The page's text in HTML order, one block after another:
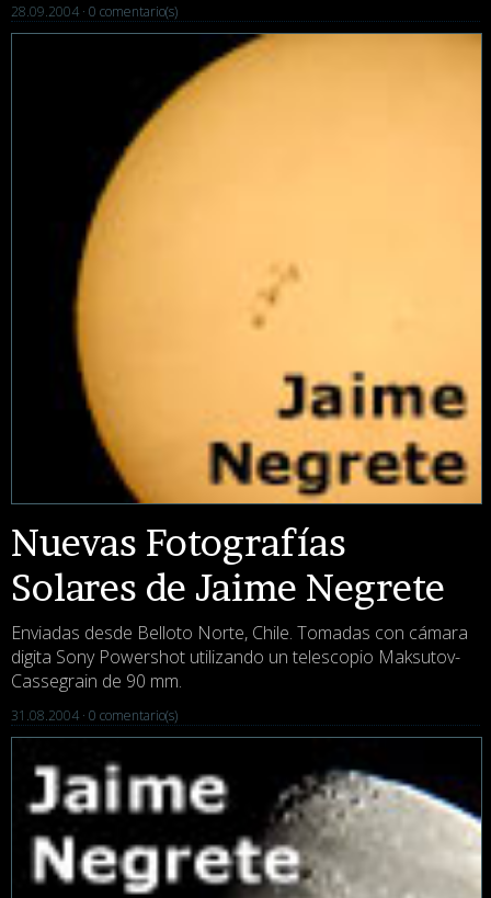
28.09.2004 · 0 comentario(s)
Nuevas Fotografías
Solares de Jaime Negrete
Enviadas desde Belloto Norte, Chile. Tomadas con cámara
digita Sony Powershot utilizando un telescopio Maksutov-
Cassegrain de 90 mm.
31.08.2004 · 0 comentario(s)